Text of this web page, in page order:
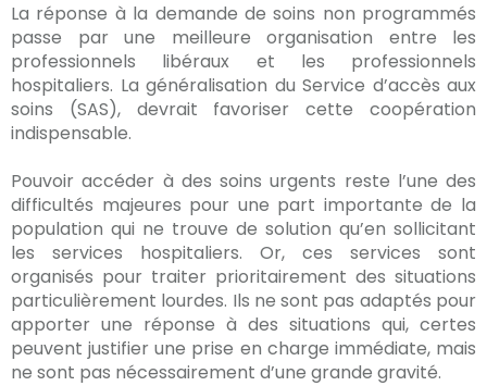
La réponse à la demande de soins non programmés
passe par une meilleure organisation entre les
professionnels libéraux et les professionnels
hospitaliers. La généralisation du Service d’accès aux
soins (SAS), devrait favoriser cette coopération
indispensable.
Pouvoir accéder à des soins urgents reste l’une des
difficultés majeures pour une part importante de la
population qui ne trouve de solution qu’en sollicitant
les services hospitaliers. Or, ces services sont
organisés pour traiter prioritairement des situations
particulièrement lourdes. Ils ne sont pas adaptés pour
apporter une réponse à des situations qui, certes
peuvent justifier une prise en charge immédiate, mais
ne sont pas nécessairement d’une grande gravité.